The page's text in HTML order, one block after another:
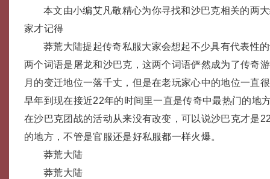
本文由小编艾凡敬精心为你寻找和沙巴克相关的两
家才记得
莽荒大陆提起传奇私服大家会想起不少具有代表性
两个词语是屠龙和沙巴克，这两个词语俨然成为了传奇
月的变迁地位一落千丈，但是在老玩家心中的地位一直
早年到现在接近22年的时间里一直是传奇中最热门的地
在沙巴克团战的活动从来没有改变，可以说沙巴克才是
的地方，不管是官服还是好私服都一样火爆。
莽荒大陆
莽荒大陆